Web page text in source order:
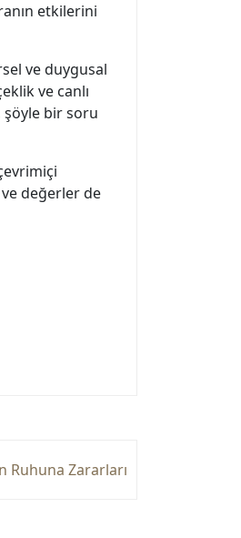
etkilerini
ve duygusal
ve canlı
bir soru
ve değerler de
Ruhuna Zararları